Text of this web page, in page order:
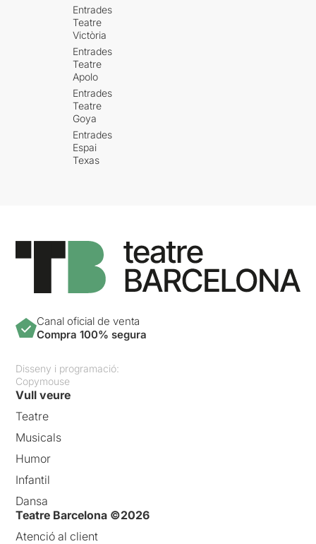
Entrades
Teatre
Victòria
Entrades
Teatre
Apolo
Entrades
Teatre
Goya
Entrades
Espai
Texas
Canal oficial de venta
Compra 100% segura
Disseny i programació:
Copymouse
Vull veure
Teatre
Musicals
Humor
Infantil
Dansa
Teatre Barcelona ©2026
Atenció al client